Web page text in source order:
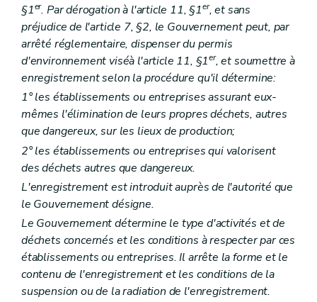
§1er. Par dérogation à l'article 11, §1er, et sans
préjudice de l'article 7, §2, le Gouvernement peut, par
arrêté réglementaire, dispenserdu permis
d'environnement viséà l'article 11, §1er, et soumettre à
enregistrement selon la procédure qu'il détermine:
1° les établissements ou entreprises assurant eux-
mêmes l'élimination de leurs propres déchets, autres
que dangereux, sur les lieux de production;
2° les établissements ou entreprises qui valorisent
des déchets autres que dangereux.
L'enregistrement est introduit auprès de l'autorité que
le Gouvernement désigne.
Le Gouvernement détermine le type d'activités et de
déchets concernés et les conditions à respecter par ces
établissements ou entreprises. Il arrête la forme et le
contenu de l'enregistrement et les conditions de la
suspension ou de la radiation de l'enregistrement.